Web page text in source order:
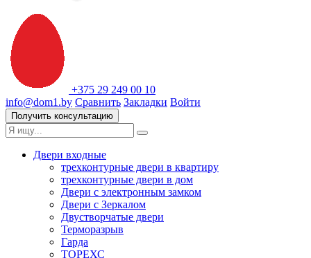
+375 29 249 00 10
info@dom1.by Сравнить Закладки Войти
Получить консультацию
Двери входные
трехконтурные двери в квартиру
трехконтурные двери в дом
Двери с электронным замком
Двери с Зеркалом
Двустворчатые двери
Терморазрыв
Гарда
ТОРЕХС